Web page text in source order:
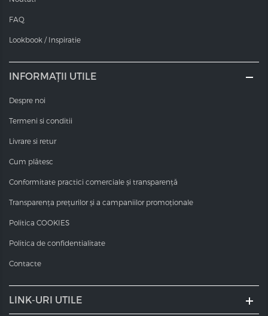
foarte puternice, pentru rezultate și mai exacte.
Valoarea pH-ului
funcție de nuanță.
FAQ
Lookbook / Inspiratie
INFORMAȚII UTILE
Despre noi
Termeni si conditii
Livrare si retur
Cum plătesc
Conformitate practici comerciale și transparență
Transparența prețurilor și a campaniilor promoționale
Politica COOKIES
Politica de confidentialitate
Contacte
LINK-URI UTILE